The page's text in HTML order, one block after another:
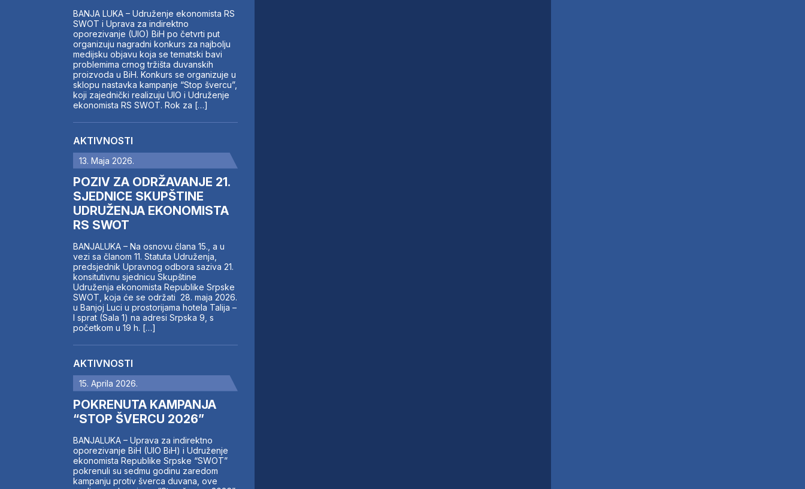
BANJA LUKA – Udruženje ekonomista RS
SWOT i Uprava za indirektno
oporezivanje (UIO) BiH po četvrti put
organizuju nagradni konkurs za najbolju
medijsku objavu koja se tematski bavi
problemima crnog tržišta duvanskih
proizvoda u BiH. Konkurs se organizuje u
sklopu nastavka kampanje “Stop švercu”,
koji zajednički realizuju UIO i Udruženje
ekonomista RS SWOT. Rok za […]
AKTIVNOSTI
13. Maja 2026.
POZIV ZA ODRŽAVANJE 21.
SJEDNICE SKUPŠTINE
UDRUŽENJA EKONOMISTA
RS SWOT
BANJALUKA – Na osnovu člana 15., a u
vezi sa članom 11. Statuta Udruženja,
predsjednik Upravnog odbora saziva 21.
konsitutivnu sjednicu Skupštine
Udruženja ekonomista Republike Srpske
SWOT, koja će se održati 28. maja 2026.
u Banjoj Luci u prostorijama hotela Talija –
I sprat (Sala 1) na adresi Srpska 9, s
početkom u 19 h. […]
AKTIVNOSTI
15. Aprila 2026.
POKRENUTA KAMPANJA
“STOP ŠVERCU 2026”
BANJALUKA – Uprava za indirektno
oporezivanje BiH (UIO BiH) i Udruženje
ekonomista Republike Srpske “SWOT”
pokrenuli su sedmu godinu zaredom
kampanju protiv šverca duvana, ove